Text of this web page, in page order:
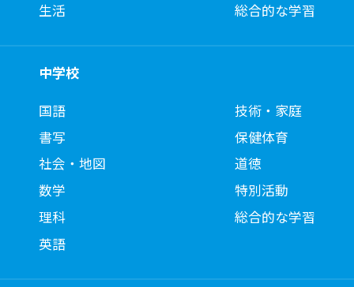
生活
総合的な学習
中学校
国語
書写
社会・地図
数学
理科
英語
技術・家庭
保健体育
道徳
特別活動
総合的な学習